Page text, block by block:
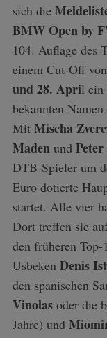
sich die
BMW Open by
104. Auflage des
einem Cut-Off
und 28. April ein
bekannten
MitMischa
Maden und
DTB-Spieler um
Euro dotierte
startet. Alle vier
Dort treffen sie
den früheren
Usbeken Denis
den spanischen
Vinolasoder die
Jahre) und